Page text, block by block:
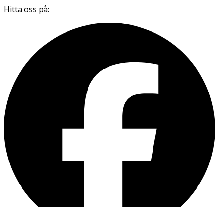
Hitta oss på: